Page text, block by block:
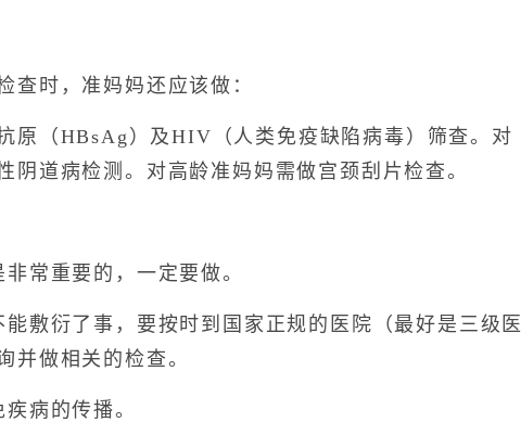
时，准妈妈还应该做：
（HBsAg）及HIV（人类免疫缺陷病毒）筛查。对
道病检测。对高龄准妈妈需做宫颈刮片检查。
常重要的，一定要做。
衍了事，要按时到国家正规的医院（最好是三级医
并做相关的检查。
病的传播。